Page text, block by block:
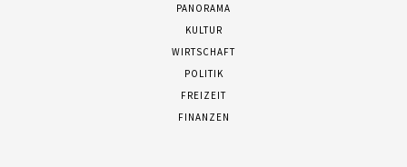
PANORAMA
KULTUR
WIRTSCHAFT
POLITIK
FREIZEIT
FINANZEN